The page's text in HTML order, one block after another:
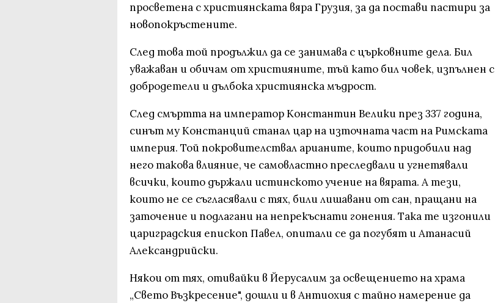
просветена с християнската вяра Грузия, за да постави пастири за
новопокръстените.
След това той продължил да се занимава с църковните дела. Бил
уважаван и обичам от християните, тъй като бил човек, изпълнен с
добродетели и дълбока християнска мъдрост.
След смъртта на император Константин Велики през 337 година,
синът му Констанций станал цар на източната част на Римската
империя. Той покровителствал арианите, които придобили над
него такова влияние, че самовластно преследвали и угнетявали
всички, които държали истинското учение на вярата. А тези,
които не се съгласявали с тях, били лишавани от сан, пращани на
заточение и подлагани на непрекъснати гонения. Така те изгонили
цариградския епископ Павел, опитали се да погубят и Атанасий
Александрийски.
Някои от тях, отивайки в Йерусалим за освещението на храма
„Свето Възкресение", дошли и в Антиохия с тайно намерение да